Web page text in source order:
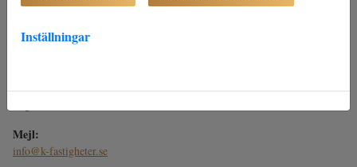
281 43 Hässleholm
Mejl:
info@k-fastigheter.se
Inställningar